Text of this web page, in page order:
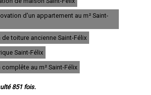
immobilière à Dompierre-sur-Mer
rénovation immobilière à Puilboreau
immobilière à Saint-Georges-de-Didonne
rénovation immobilière à Saint-Xandre
rénovation immobilière à Marans
immobilière à La Tremblade
de rénovation immobilière à Pons
de rénovation immobilière à Fouras
immobilière à Saint-Palais-sur-Mer
immobilière à Vaux-sur-Mer
d'un appartement au m² Saint-
toiture ancienne Saint-Félix
Saint-Félix
au m² Saint-Félix
851 fois.